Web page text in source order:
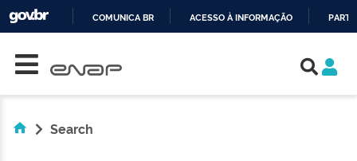
COMUNICA BR ACESSO À INFORMAÇÃO
Search